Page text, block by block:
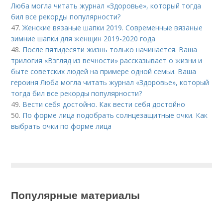
Люба могла читать журнал «Здоровье», который тогда
бил все рекорды популярности?
47.Женские вязаные шапки 2019. Современные вязаные
зимние шапки для женщин 2019-2020 года
48. После пятидесяти жизнь только начинается. Ваша
трилогия «Взгляд из вечности» рассказывает о жизни и
быте советских людей на примере одной семьи. Ваша
героиня Люба могла читать журнал «Здоровье», который
тогда бил все рекорды популярности?
49. Вести себя достойно. Как вести себя достойно
50. По форме лица подобрать солнцезащитные очки. Как
выбрать очки по форме лица
Популярные материалы